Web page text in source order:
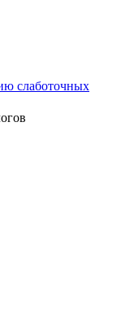
слаботочных